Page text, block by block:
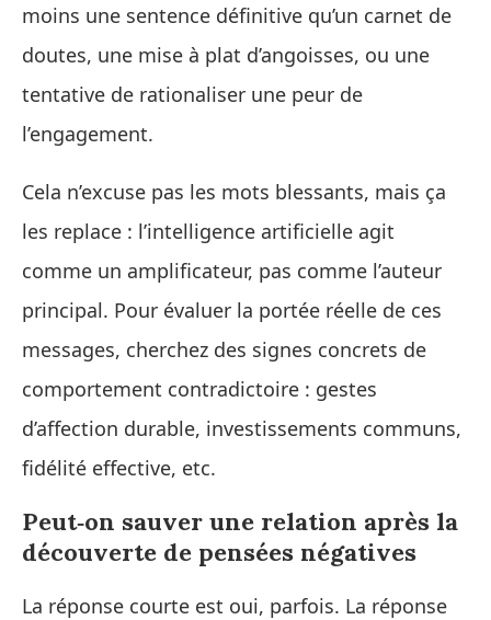
moins une sentence définitive qu’un carnet de
doutes, une mise à plat d’angoisses, ou une
tentative de rationaliser une peur de
l’engagement.
Cela n’excuse pas les mots blessants, mais ça
les replace : l’intelligence artificielle agit
comme un amplificateur, pas comme l’auteur
principal. Pour évaluer la portée réelle de ces
messages, cherchez des signes concrets de
comportement contradictoire : gestes
d’affection durable, investissements communs,
fidélité effective, etc.
Peut‑on sauver une relation après la
découverte de pensées négatives
La réponse courte est oui, parfois. La réponse